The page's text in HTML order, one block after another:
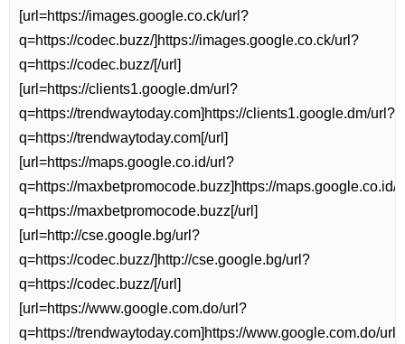
[url=https://images.google.co.ck/url?
q=https://codec.buzz/]https://images.google.co.ck/url?
q=https://codec.buzz/[/url]
[url=https://clients1.google.dm/url?
q=https://trendwaytoday.com]https://clients1.google.dm/url?
q=https://trendwaytoday.com[/url]
[url=https://maps.google.co.id/url?
q=https://maxbetpromocode.buzz]https://maps.google.co.id/
q=https://maxbetpromocode.buzz[/url]
[url=http://cse.google.bg/url?
q=https://codec.buzz/]http://cse.google.bg/url?
q=https://codec.buzz/[/url]
[url=https://www.google.com.do/url?
q=https://trendwaytoday.com]https://www.google.com.do/url?